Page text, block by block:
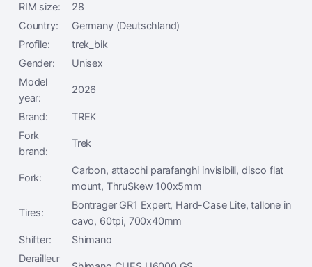
RIM size:
28
Country:
Germany (Deutschland)
Profile:
trek_bik
Gender:
Unisex
Model
year:
2026
Brand:
TREK
Fork
brand:
Trek
Fork:
Carbon, attacchi parafanghi invisibili, disco flat
mount, ThruSkew 100x5mm
Tires:
Bontrager GR1 Expert, Hard-Case Lite, tallone in
cavo, 60tpi, 700x40mm
Shifter:
Shimano
Derailleur